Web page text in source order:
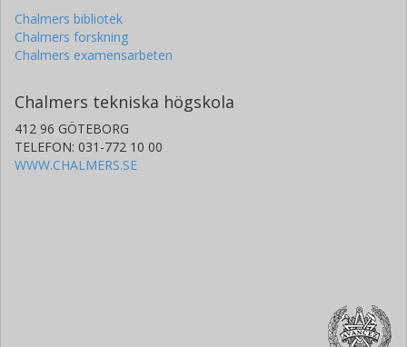
Chalmers bibliotek
Chalmers forskning
Chalmers examensarbeten
Chalmers tekniska högskola
412 96 GÖTEBORG
TELEFON: 031-772 10 00
WWW.CHALMERS.SE